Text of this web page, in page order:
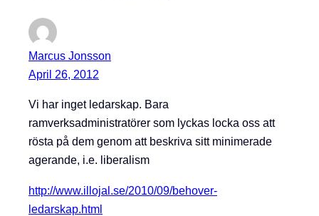
Marcus Jonsson
April 26, 2012
Vi har inget ledarskap. Bara
ramverksadministratörer som lyckas locka oss att
rösta på dem genom att beskriva sitt minimerade
agerande, i.e. liberalism
http://www.illojal.se/2010/09/behover-
ledarskap.html